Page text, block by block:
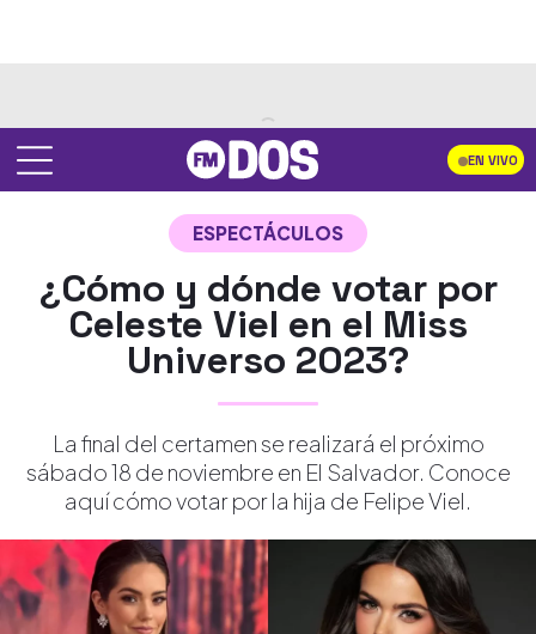
EN VIVO
ESPECTÁCULOS
¿Cómo y dónde votar por
Celeste Viel en el Miss
Universo 2023?
La final del certamen se realizará el próximo
sábado 18 de noviembre en El Salvador. Conoce
aquí cómo votar por la hija de Felipe Viel.